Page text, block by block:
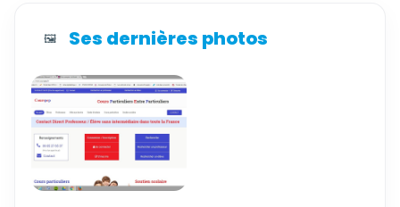
🖼️ Ses dernières photos